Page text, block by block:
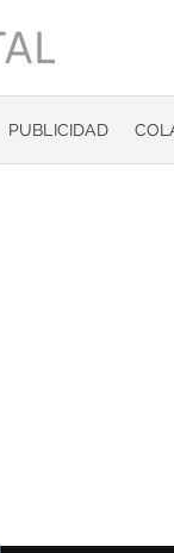
PUBLICIDAD